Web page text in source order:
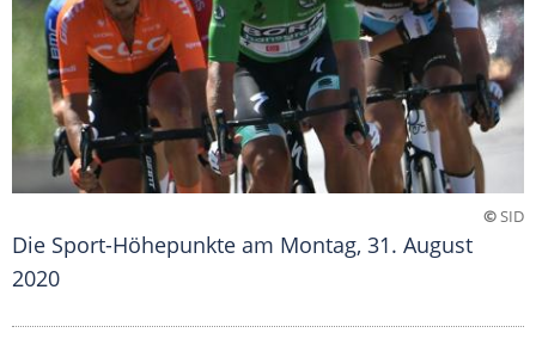
©SID
Die Sport-Höhepunkte am Montag, 31. August
2020